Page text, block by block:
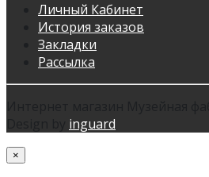
Личный Кабинет
История заказов
Закладки
Рассылка
inguard
×